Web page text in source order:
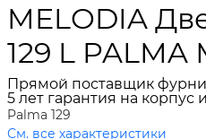
MELODIA
129 L
Прямой поставщик
5 лет гарантия на корпус
Palma 129
См. все характеристики